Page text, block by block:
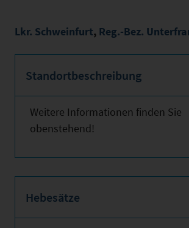
Lkr. Schweinfurt, Reg.-Bez.
Standortbeschreibung
Weitere Informationen finden Sie
obenstehend!
Hebesätze